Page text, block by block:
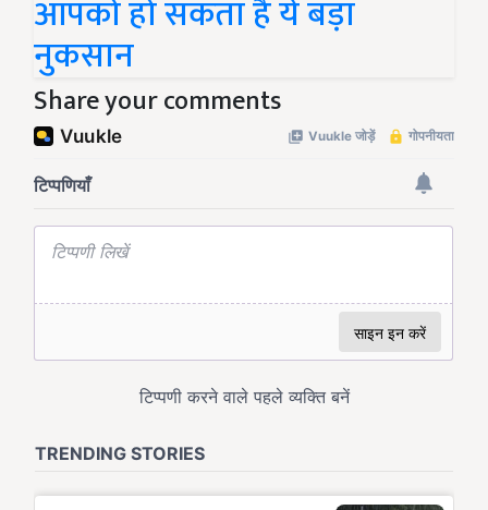
आपको हो सकता है ये बड़ा
नुकसान
Share your comments